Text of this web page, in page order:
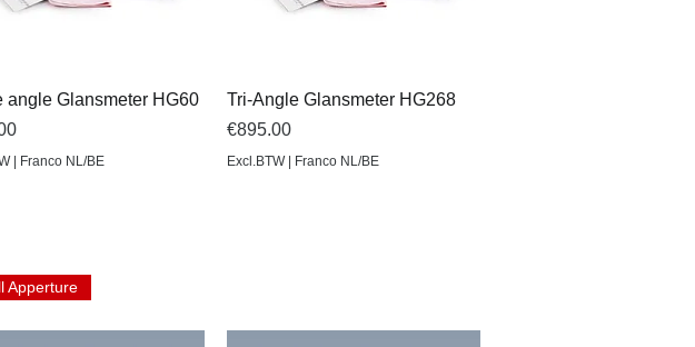
Quick View
angle Glansmeter HG60
| Franco NL/BE
Quick View
Tri-Angle Glansmeter HG268
Price
€895.00
Excl.BTW | Franco NL/BE
Apperture